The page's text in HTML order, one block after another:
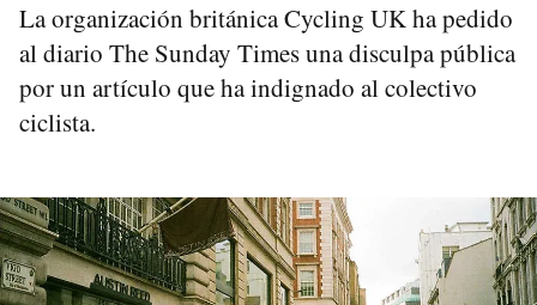
La organización británica Cycling UK ha pedido
al diario The Sunday Times una disculpa pública
por un artículo que ha indignado al colectivo
ciclista.